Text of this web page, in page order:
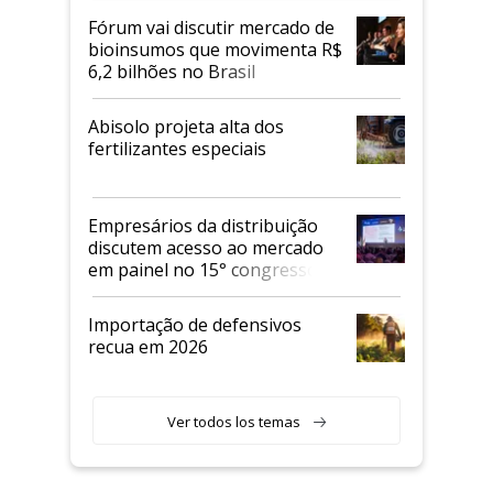
Fórum vai discutir mercado de
bioinsumos que movimenta R$
6,2 bilhões no Brasil
Abisolo projeta alta dos
fertilizantes especiais
Empresários da distribuição
discutem acesso ao mercado
em painel no 15° congresso
Andav
Importação de defensivos
recua em 2026
Ver todos los temas